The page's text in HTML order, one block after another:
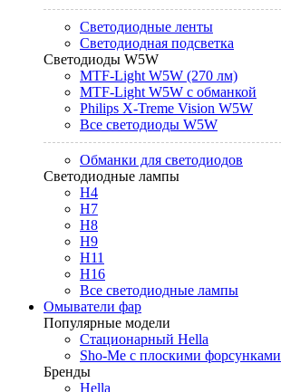
Светодиодные ленты
Светодиодная подсветка
Светодиоды W5W
MTF-Light W5W (270 лм)
MTF-Light W5W с обманкой
Philips X-Treme Vision W5W
Все светодиоды W5W
Обманки для светодиодов
Светодиодные лампы
H4
H7
H8
H9
H11
H16
Все светодиодные лампы
Омыватели фар
Популярные модели
Стационарный Hella
Sho-Me с плоскими форсунками
Бренды
Hella